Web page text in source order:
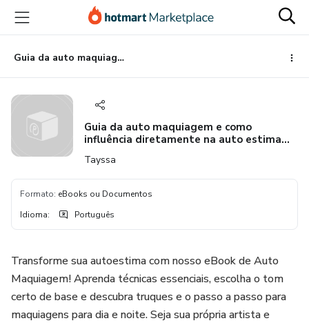
para
conteúdo
principal
para
pagamento
para
rodapé
Guia da auto maquiagem e como influência diretamente na auto estima feminina
Guia da auto maquiagem e como
influência diretamente na auto estima
Tayssa
Formato: eBooks ou Documentos
Idioma: Português
Transforme sua autoestima com nosso eBook de Auto
Maquiagem! Aprenda técnicas essenciais, escolha o tom
certo de base e descubra truques e o passo a passo para
maquiagens para dia e noite. Seja sua própria artista e